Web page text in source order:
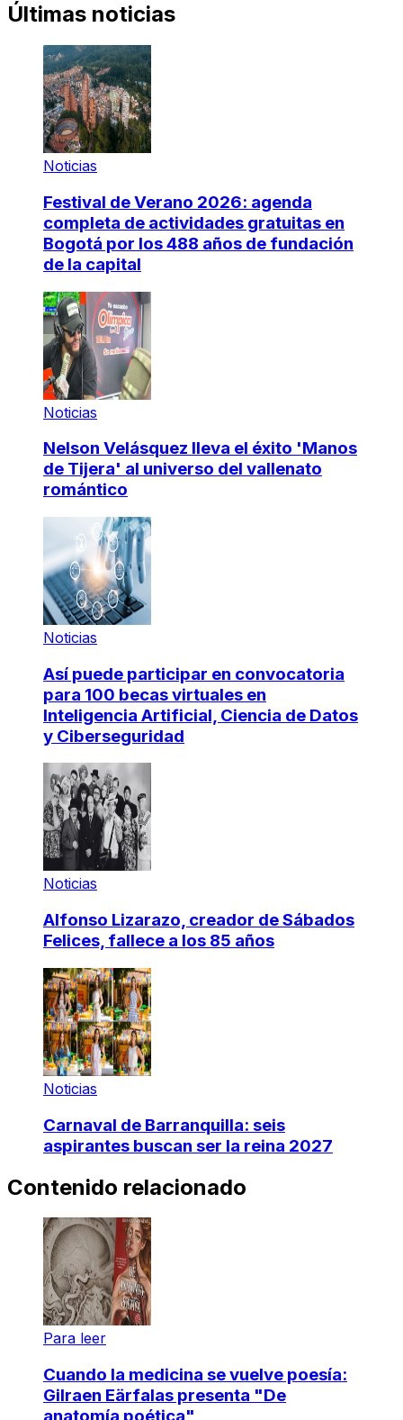
Últimas noticias
Noticias
Festival de Verano 2026: agenda
completa de actividades gratuitas en
Bogotá por los 488 años de fundación
de la capital
Noticias
Nelson Velásquez lleva el éxito 'Manos
de Tijera' al universo del vallenato
romántico
Noticias
Así puede participar en convocatoria
para 100 becas virtuales en
Inteligencia Artificial, Ciencia de Datos
y Ciberseguridad
Noticias
Alfonso Lizarazo, creador de Sábados
Felices, fallece a los 85 años
Noticias
Carnaval de Barranquilla: seis
aspirantes buscan ser la reina 2027
Contenido relacionado
Para leer
Cuando la medicina se vuelve poesía:
Gilraen Eärfalas presenta "De